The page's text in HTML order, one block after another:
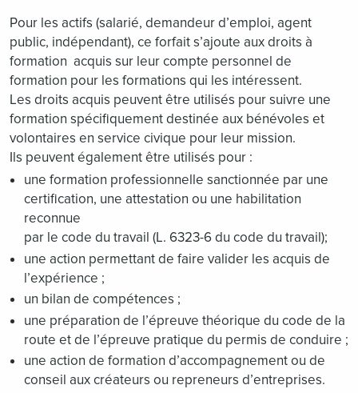
Pour les actifs (salarié, demandeur d’emploi, agent
public, indépendant), ce forfait s’ajoute aux droits à
formation acquis sur leur compte personnel de
formation pour les formations qui les intéressent.
Les droits acquis peuvent être utilisés pour suivre une
formation spécifiquement destinée aux bénévoles et
volontaires en service civique pour leur mission.
Ils peuvent également être utilisés pour :
une formation professionnelle sanctionnée par une
certification, une attestation ou une habilitation
reconnue
par le code du travail (L. 6323-6 du code du travail);
une action permettant de faire valider les acquis de
l’expérience ;
un bilan de compétences ;
une préparation de l’épreuve théorique du code de la
route et de l’épreuve pratique du permis de conduire ;
une action de formation d’accompagnement ou de
conseil aux créateurs ou repreneurs d’entreprises.